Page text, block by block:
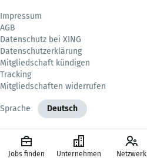
Impressum
AGB
Datenschutz bei XING
Datenschutzerklärung
Mitgliedschaft kündigen
Tracking
Mitgliedschaften widerrufen
Sprache Deutsch
Jobs finden Unternehmen Netzwerk